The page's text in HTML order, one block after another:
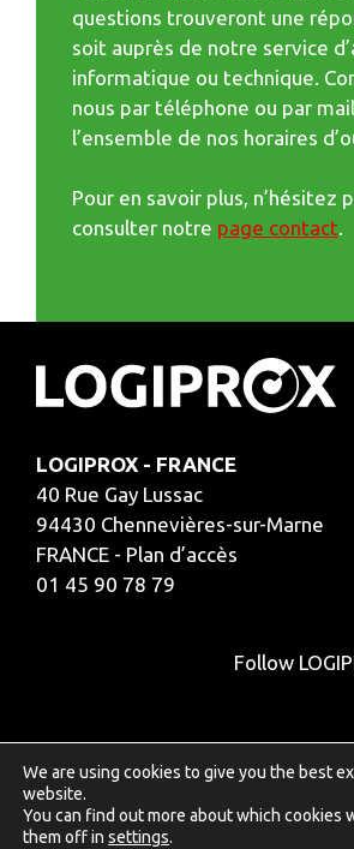
questions trouveront une
soit auprès de notre service
informatique ou technique.
nous par téléphone ou par
l’ensemble de nos horaires
Pour en savoir plus, n’hésitez
consulter notre page contact.
LOGIPROX - FRANCE
40 Rue Gay Lussac
94430 Chennevières-sur-Marne
FRANCE - Plan d’accès
01 45 90 78 79
Follow
SITE MAP |LEGAL NOTICE|
We are using cookies to give you the best
website.
You can find out more about which cookies
them off in settings.